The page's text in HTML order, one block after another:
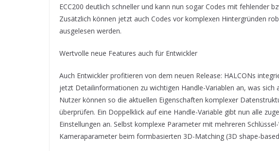
ECC200 deutlich schneller und kann nun sogar Codes mit fehlender
Zusätzlich können jetzt auch Codes vor komplexen Hintergründen
ausgelesen werden.
Wertvolle neue Features auch für Entwickler
Auch Entwickler profitieren von dem neuen Release: HALCONs
jetzt Detailinformationen zu wichtigen Handle-Variablen an, was sich
Nutzer können so die aktuellen Eigenschaften komplexer
überprüfen. Ein Doppelklick auf eine Handle-Variable gibt nun alle
Einstellungen an. Selbst komplexe Parameter mit mehreren
Kameraparameter beim formbasierten 3D-Matching (3D shape-